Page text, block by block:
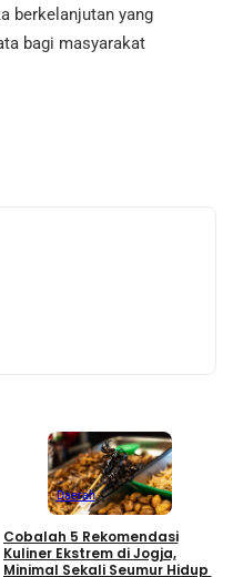
berkelanjutan yang
bagi masyarakat
Daerah
Cobalah 5 Rekomendasi
Kuliner Ekstrem di Jogja,
Minimal Sekali Seumur Hidup